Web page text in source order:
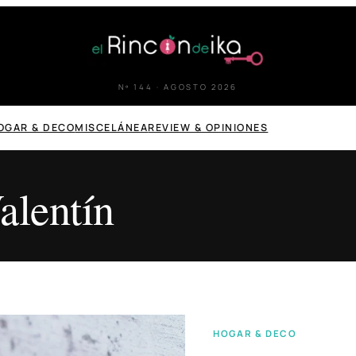
Nº 144 · AGOSTO 2026
& DECOMISCELÁNEAREVIEW & OPINIONES
HOGAR & DECO